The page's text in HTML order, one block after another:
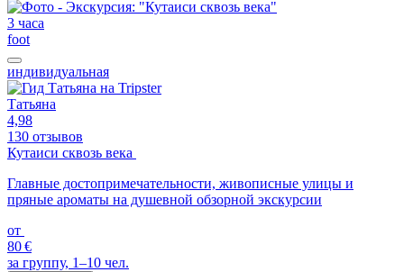
3 часа
foot
индивидуальная
Татьяна
4,98
130 отзывов
Кутаиси сквозь века
Главные достопримечательности, живописные улицы и
пряные ароматы на душевной обзорной экскурсии
от
80 €
за группу, 1–10 чел.